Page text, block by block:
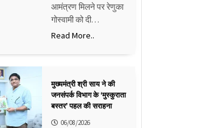
आमंत्रण मिलने पर रेणुका
गोस्वामी को दी…
Read More..
मुख्यमंत्री श्री साय ने की
जनसंपर्क विभाग के ‘मुस्कुराता
बस्तर’ पहल की सराहना
06/08/2026